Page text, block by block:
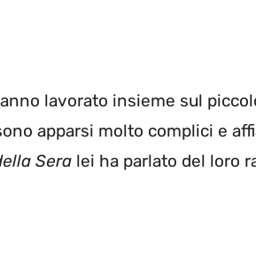
lavorato insieme sul
apparsi molto complici e
Sera lei ha parlato del loro